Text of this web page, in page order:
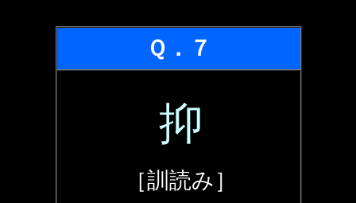
Ｑ．７
抑
［訓読み］